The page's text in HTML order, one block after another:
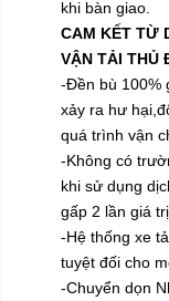
khi bàn giao.
CAM KẾT TỪ
VẬN TẢI THỦ
-Đền bù 100%
xảy ra hư
quá trình vận
-Không có
khi sử dụng
gấp 2 lần giá
-Hệ thống xe
tuyệt đối cho
-Chuyển dọn